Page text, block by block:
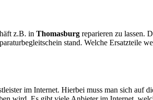
z.B. in Thomasburg reparieren zu lassen.
stand. Welche Ersatzteile
im Internet. Hierbei muss man sich auf